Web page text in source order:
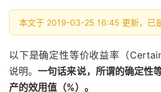
本文于 2019-03-25 16:45 更新，已是
以下是确定性等价收益率（
说明。一句话来说，所谓的确定性
产的效用值（%）。